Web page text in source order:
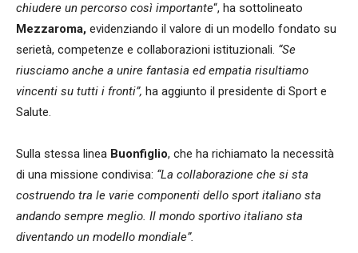
chiudere un percorso così importante“, ha sottolineato
Mezzaroma, evidenziando il valore di un modello fondato su
serietà, competenze e collaborazioni istituzionali. “Se
riusciamo anche a unire fantasia ed empatia risultiamo
vincenti su tutti i fronti”, ha aggiunto il presidente di Sport e
Salute.
Sulla stessa linea Buonfiglio, che ha richiamato la necessità
di una missione condivisa: “La collaborazione che si sta
costruendo tra le varie componenti dello sport italiano sta
andando sempre meglio. Il mondo sportivo italiano sta
diventando un modello mondiale”.